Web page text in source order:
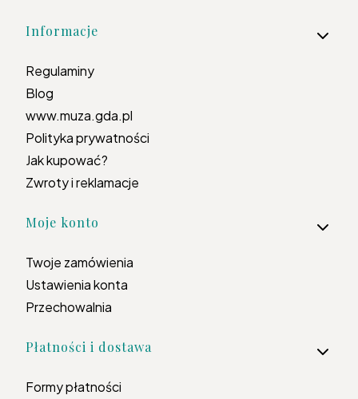
Informacje
Regulaminy
Blog
www.muza.gda.pl
Polityka prywatności
Jak kupować?
Zwroty i reklamacje
Moje konto
Twoje zamówienia
Ustawienia konta
Przechowalnia
Płatności i dostawa
Formy płatności